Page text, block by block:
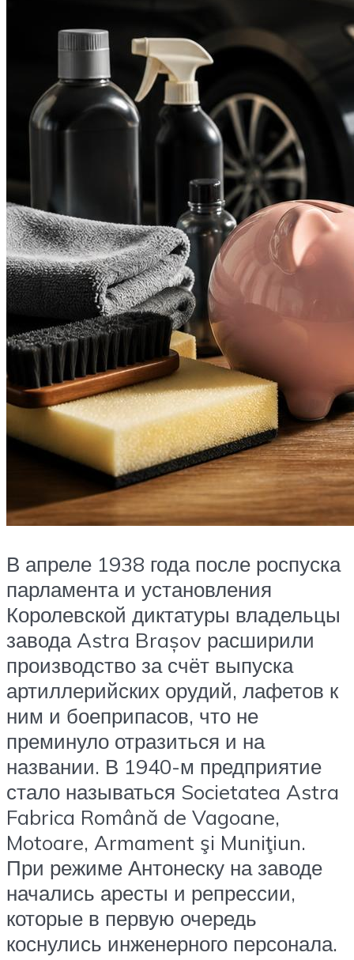
В апреле 1938 года после роспуска
парламента и установления
Королевской диктатуры владельцы
завода Astra Brașov расширили
производство за счёт выпуска
артиллерийских орудий, лафетов к
ним и боеприпасов, что не
преминуло отразиться и на
названии. В 1940-м предприятие
стало называться Societatea Astra
Fabrica Română de Vagoane,
Motoare, Armament şi Muniţiun.
При режиме Антонеску на заводе
начались аресты и репрессии,
которые в первую очередь
коснулись инженерного персонала.